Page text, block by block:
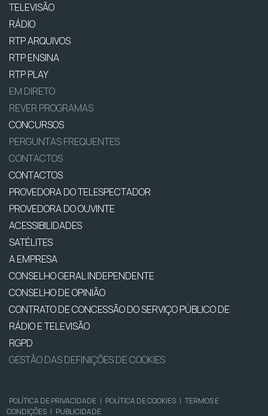
TELEVISÃO
RÁDIO
RTP ARQUIVOS
RTP ENSINA
RTP PLAY
EM DIRETO
REVER PROGRAMAS
CONCURSOS
PERGUNTAS FREQUENTES
CONTACTOS
CONTACTOS
PROVEDORA DO TELESPECTADOR
PROVEDORA DO OUVINTE
ACESSIBILIDADES
SATÉLITES
A EMPRESA
CONSELHO GERAL INDEPENDENTE
CONSELHO DE OPINIÃO
CONTRATO DE CONCESSÃO DO SERVIÇO PÚBLICO DE
RÁDIO E TELEVISÃO
RGPD
GESTÃO DAS DEFINIÇÕES DE COOKIES
POLÍTICA DE PRIVACIDADE | POLÍTICA DE COOKIES | TERMOS E
CONDIÇÕES | PUBLICIDADE